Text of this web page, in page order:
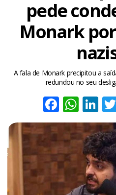
pede
Monark
A fala de Monark precipitou a
redundou no seu